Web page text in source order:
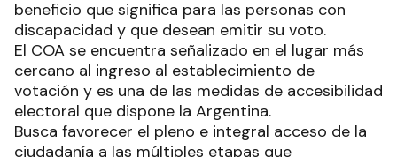
beneficio que significa para las personas con
discapacidad y que desean emitir su voto.
El COA se encuentra señalizado en el lugar más
cercano al ingreso al establecimiento de
votación y es una de las medidas de accesibilidad
electoral que dispone la Argentina.
Busca favorecer el pleno e integral acceso de la
ciudadanía a las múltiples etapas que